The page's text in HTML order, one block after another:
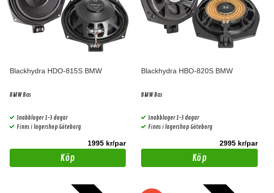
Blackhydra HDO-815S BMW
BMW Bas
Snabblager 1-3 dagar
Finns i lagershop Göteborg
1995 kr/par
Köp
Blackhydra HBO-820S BMW
BMW Bas
Snabblager 1-3 dagar
Finns i lagershop Göteborg
2995 kr/par
Köp